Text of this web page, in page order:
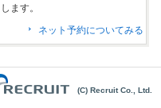
します。
ネット予約についてみる
(C) Recruit Co., Ltd.